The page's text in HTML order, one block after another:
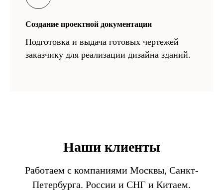
Создание проектной документации
Подготовка и выдача готовых чертежей
заказчику для реализации дизайна зданий.
Наши клиенты
Работаем с компаниями Москвы, Санкт-
Петербурга. России и СНГ и Китаем.